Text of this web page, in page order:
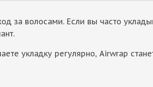
за волосами. Если вы часто
укладку регулярно, Airwrap